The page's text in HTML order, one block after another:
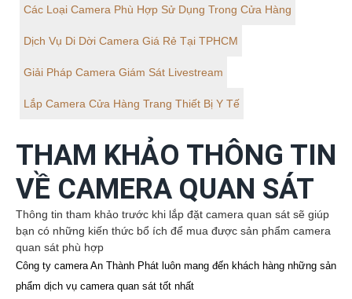
Các Loại Camera Phù Hợp Sử Dụng Trong Cửa Hàng
Dịch Vụ Di Dời Camera Giá Rẻ Tại TPHCM
Giải Pháp Camera Giám Sát Livestream
Lắp Camera Cửa Hàng Trang Thiết Bị Y Tế
THAM KHẢO THÔNG TIN
VỀ CAMERA QUAN SÁT
Thông tin tham khảo trước khi lắp đặt camera quan sát sẽ giúp
bạn có những kiến thức bổ ích để mua được sản phẩm camera
quan sát phù hợp
Công ty camera An Thành Phát luôn mang đến khách hàng những sản
phẩm dịch vụ camera quan sát tốt nhất